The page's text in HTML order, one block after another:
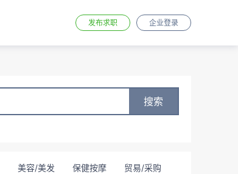
发布求职 企业登录
搜索
美容/美发 保健按摩
贸易/采购